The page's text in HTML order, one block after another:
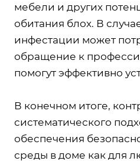
мебели и других
обитания блох. В
инфестации может
обращение к
помогут эффективно
В конечном итоге,
систематического
обеспечения
среды в доме как для